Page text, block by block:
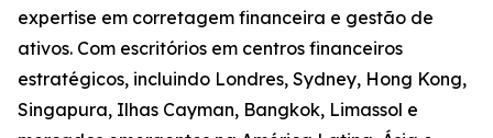
expertise em corretagem financeira e gestão de
ativos. Com escritórios em centros financeiros
estratégicos, incluindo Londres, Sydney, Hong Kong,
Singapura, Ilhas Cayman, Bangkok, Limassol e